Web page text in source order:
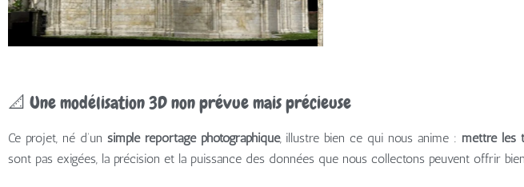
📐 Une modélisation 3D non prévue mais précieuse
Ce projet, né d’un simple reportage photographique, illustre bien ce qui nous anime : mettre les
sont pas exigées, la précision et la puissance des données que nous collectons peuvent offrir